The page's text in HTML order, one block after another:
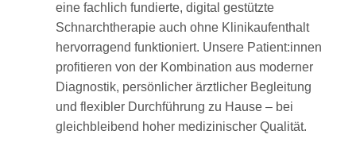
eine fachlich fundierte, digital gestützte
Schnarchtherapie auch ohne Klinikaufenthalt
hervorragend funktioniert. Unsere Patient:innen
profitieren von der Kombination aus moderner
Diagnostik, persönlicher ärztlicher Begleitung
und flexibler Durchführung zu Hause – bei
gleichbleibend hoher medizinischer Qualität.